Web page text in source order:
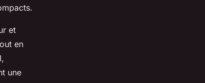
et
en
une